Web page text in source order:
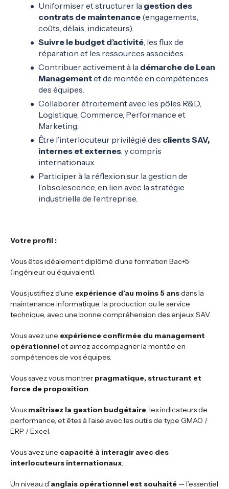
Uniformiser et structurer la gestion des
contrats de maintenance (engagements,
coûts, délais, indicateurs).
Suivre le budget d’activité, les flux de
réparation et les ressources associées.
Contribuer activement à la démarche de Lean
Managementet de montée en compétences
des équipes.
Collaborer étroitement avec les pôles R&D,
Logistique, Commerce, Performance et
Marketing.
Être l’interlocuteur privilégié des clients SAV,
internes et externes, y compris
internationaux.
Participer à la réflexion sur la gestion de
l’obsolescence, en lien avec la stratégie
industrielle de l’entreprise.
Votre profil :
Vous êtes idéalement diplômé d’une formation Bac+5
(ingénieur ou équivalent).
Vous justifiez d’une expérience d’au moins 5 ansdans la
maintenance informatique, la production ou le service
technique, avec une bonne compréhension des enjeux SAV.
Vous avez une expérience confirmée du management
opérationnelet aimez accompagner la montée en
compétences de vos équipes.
Vous savez vous montrer pragmatique, structurant et
force de proposition.
Vous maîtrisez la gestion budgétaire, les indicateurs de
performance, et êtes à l’aise avec les outils de type GMAO /
ERP / Excel.
Vous avez une capacité à interagir avec des
interlocuteurs internationaux.
Un niveau d’anglais opérationnel est souhaité — l’essentiel